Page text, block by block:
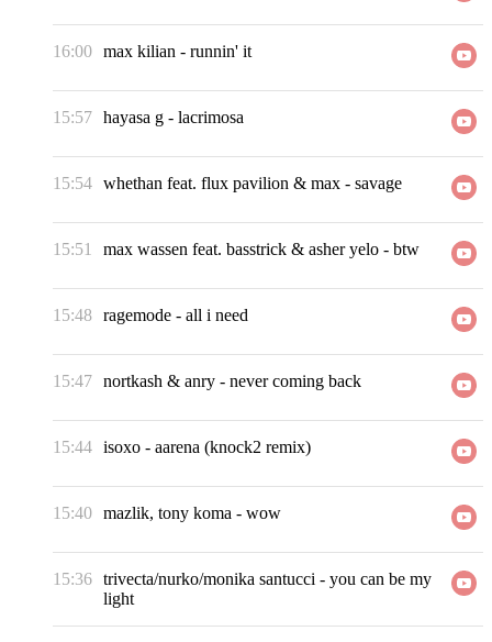
16:00 max kilian - runnin' it
15:57 hayasa g - lacrimosa
15:54 whethan feat. flux pavilion & max - savage
15:51 max wassen feat. basstrick & asher yelo - btw
15:48 ragemode - all i need
15:47 nortkash & anry - never coming back
15:44 isoxo - aarena (knock2 remix)
15:40 mazlik, tony koma - wow
15:36 trivecta/nurko/monika santucci - you can be my
light